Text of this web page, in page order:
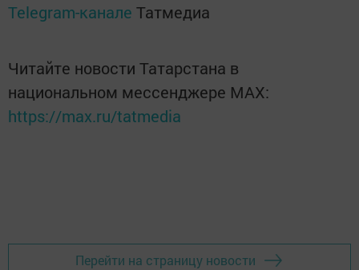
Telegram-канале Татмедиа
Читайте новости Татарстана в
национальном мессенджере MАХ:
https://max.ru/tatmedia
Перейти на страницу новости